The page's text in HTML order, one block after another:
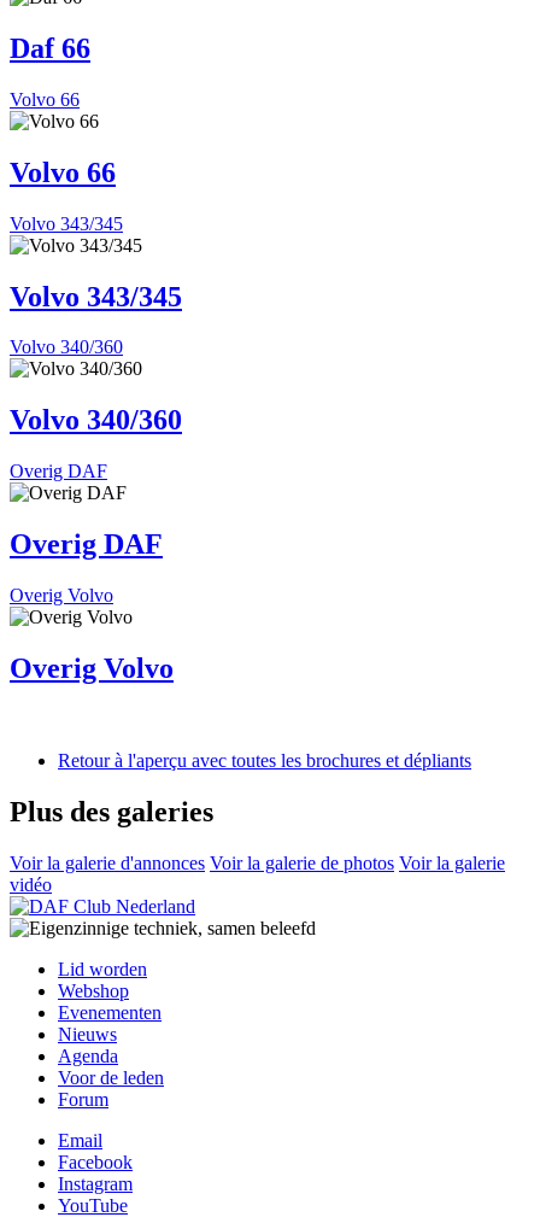
Daf 66
Volvo 66
Volvo 66
Volvo 343/345
Volvo 343/345
Volvo 340/360
Volvo 340/360
Overig DAF
Overig DAF
Overig Volvo
Overig Volvo
Retour à l'aperçu avec toutes les brochures et dépliants
Plus des galeries
Voir la galerie d'annonces Voir la galerie de photos Voir la galerie
vidéo
Lid worden
Webshop
Evenementen
Nieuws
Agenda
Voor de leden
Forum
Email
Facebook
Instagram
YouTube